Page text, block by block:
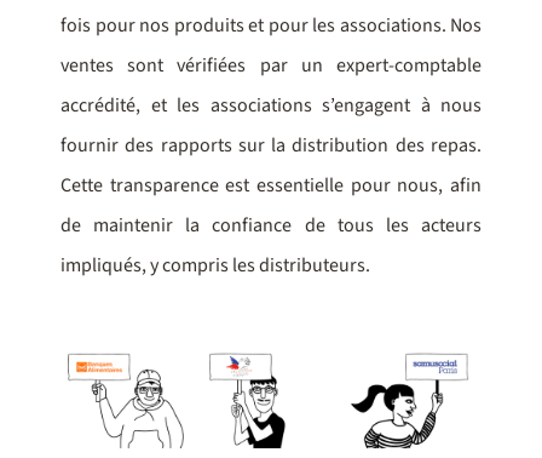
fois pour nos produits et pour les associations. Nos
ventes sont vérifiées par un expert-comptable
accrédité, et les associations s’engagent à nous
fournir des rapports sur la distribution des repas.
Cette transparence est essentielle pour nous, afin
de maintenir la confiance de tous les acteurs
impliqués, y compris les distributeurs.